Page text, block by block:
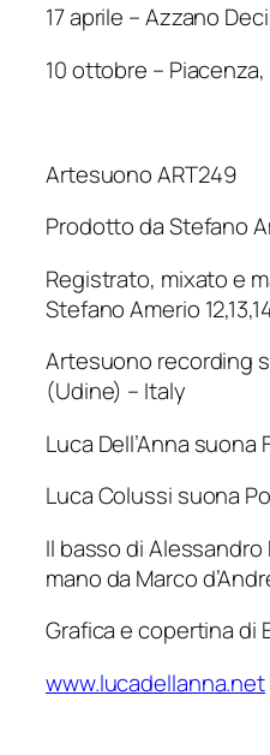
17 aprile – Azzano
10 ottobre –
Artesuono ART249
Prodotto da Stefano
Registrato, mixato e
Stefano Amerio
Artesuono recording
(Udine) – Italy
Luca Dell’Anna suona
Luca Colussi suona
Il basso di
mano da Marco
Grafica e copertina di
www.lucadellanna.net